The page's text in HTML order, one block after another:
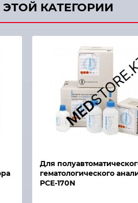
КАТЕГОРИИ
Для
гематологического
PCE-170N